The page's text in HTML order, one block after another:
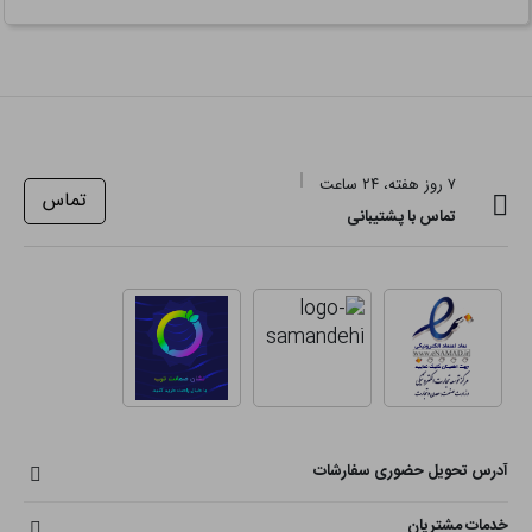
۷ روز هفته، ۲۴ ساعت
تماس با پشتیبانی
تماس
آدرس تحویل حضوری سفارشات
خدمات مشتریان